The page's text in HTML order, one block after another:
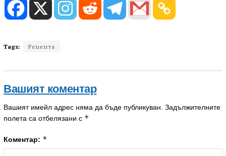
Tags: Рецепта
Вашият коментар
Вашият имейл адрес няма да бъде публикуван. Задължителните
полета са отбелязани с *
Коментар: *